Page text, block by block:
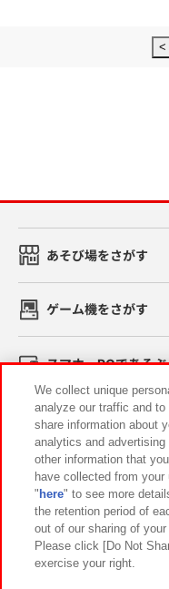
<
あそび場をさがす
ゲーム機をさがす
スマホ・PCであそぶ
イベント・キャンペ
関連会社 サ
プライバシーポリシー
お取引先さまとと
We collect unique
analyze our traffic and
share information about
analytics and
other information that
have collected from
" here" to see more
the retention period of
out of our sharing of
Please click [Do Not
exercise your right.